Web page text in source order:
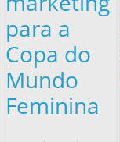
para a
Copa do
Mundo
Feminina